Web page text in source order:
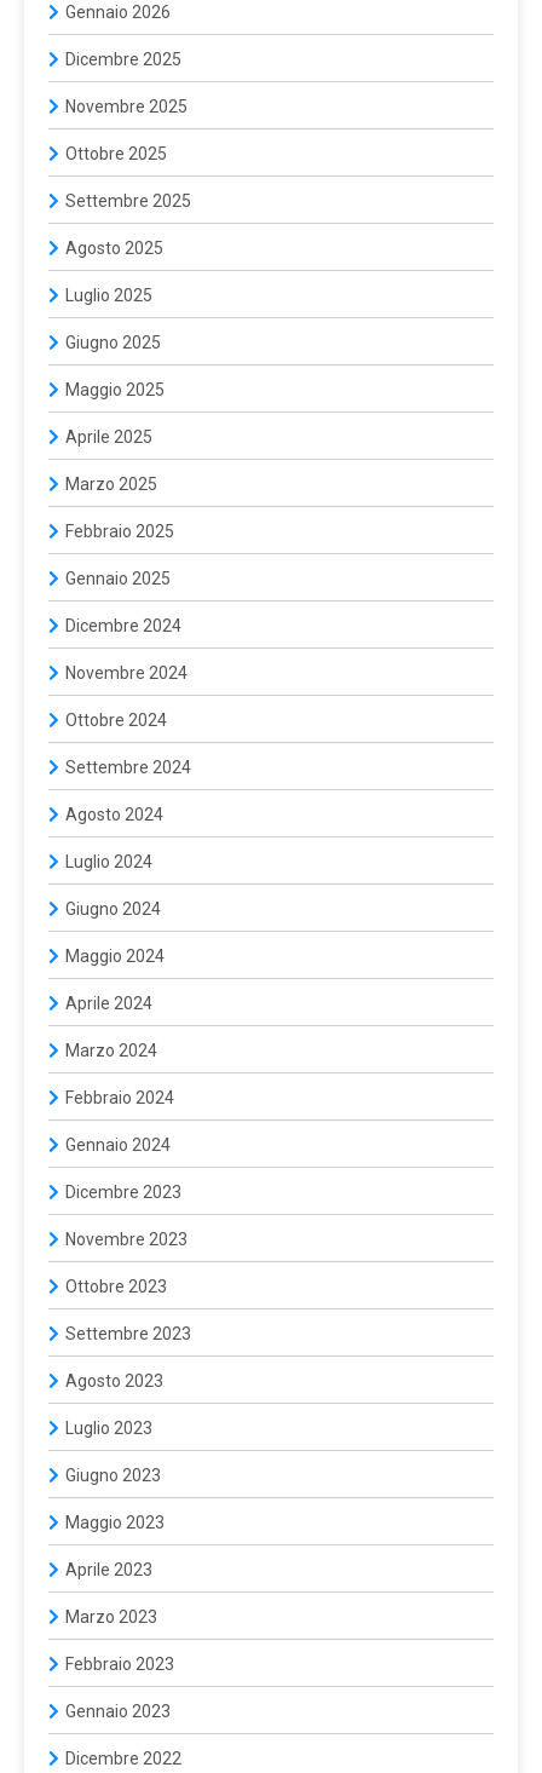
Gennaio 2026
Dicembre 2025
Novembre 2025
Ottobre 2025
Settembre 2025
Agosto 2025
Luglio 2025
Giugno 2025
Maggio 2025
Aprile 2025
Marzo 2025
Febbraio 2025
Gennaio 2025
Dicembre 2024
Novembre 2024
Ottobre 2024
Settembre 2024
Agosto 2024
Luglio 2024
Giugno 2024
Maggio 2024
Aprile 2024
Marzo 2024
Febbraio 2024
Gennaio 2024
Dicembre 2023
Novembre 2023
Ottobre 2023
Settembre 2023
Agosto 2023
Luglio 2023
Giugno 2023
Maggio 2023
Aprile 2023
Marzo 2023
Febbraio 2023
Gennaio 2023
Dicembre 2022